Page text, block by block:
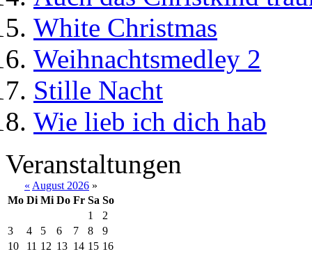
White Christmas
Weihnachtsmedley 2
Stille Nacht
Wie lieb ich dich hab
Veranstaltungen
« August 2026 »
Mo Di Mi Do Fr Sa So
1
2
3
4 5 6 7 8
9
10
11 12 13 14 15 16